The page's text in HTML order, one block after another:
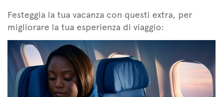
Festeggia la tua vacanza con questi extra, per
migliorare la tua esperienza di viaggio: